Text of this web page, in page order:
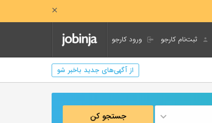
ورود کارجو ثبت‌نام کارجو
از آگهی‌های جدید باخبر شو
جستجو کن